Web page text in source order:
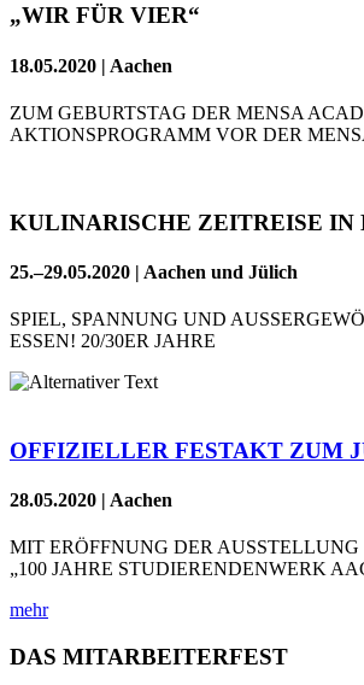
„WIR FÜR VIER“
18.05.2020 | Aachen
ZUM GEBURTSTAG DER MENSA
AKTIONSPROGRAMM VOR DER
KULINARISCHE ZEITREISE IN
25.–29.05.2020 | Aachen und Jülich
SPIEL, SPANNUNG UND
ESSEN! 20/30ER JAHRE
OFFIZIELLER FESTAKT ZUM
28.05.2020 | Aachen
MIT ERÖFFNUNG DER AUSSTELLUNG
„100 JAHRE STUDIERENDENWERK
mehr
DAS MITARBEITERFEST